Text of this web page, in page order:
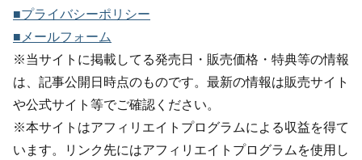
■プライバシーポリシー
■メールフォーム
※当サイトに掲載してる発売日・販売価格・特典等の情報
は、記事公開日時点のものです。最新の情報は販売サイト
や公式サイト等でご確認ください。
※本サイトはアフィリエイトプログラムによる収益を得て
います。リンク先にはアフィリエイトプログラムを使用し